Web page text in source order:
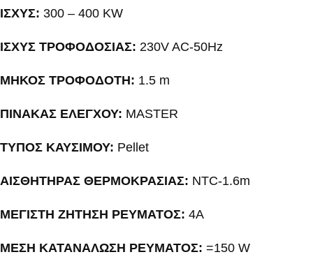
ΙΣΧΥΣ: 300 – 400 KW
ΙΣΧΥΣ ΤΡΟΦΟΔΟΣΙΑΣ: 230V AC-50Hz
ΜΗΚΟΣ ΤΡΟΦΟΔΟΤΗ: 1.5 m
ΠΙΝΑΚΑΣ ΕΛΕΓΧΟΥ: MASTER
ΤΥΠΟΣ ΚΑΥΣΙΜΟΥ: Pellet
ΑΙΣΘΗΤΗΡΑΣ ΘΕΡΜΟΚΡΑΣΙΑΣ: NTC-1.6m
ΜΕΓΙΣΤΗ ΖΗΤΗΣΗ ΡΕΥΜΑΤΟΣ: 4A
ΜΕΣΗ ΚΑΤΑΝΑΛΩΣΗ ΡΕΥΜΑΤΟΣ: =150 W